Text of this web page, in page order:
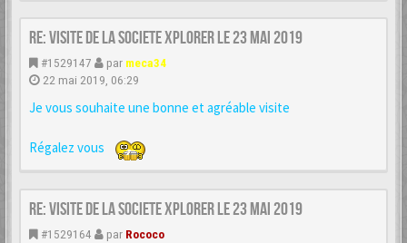
Re: VISITE DE LA SOCIETE XPLORER le 23 mai 2019
#1529147 par meca34
22 mai 2019, 06:29
Je vous souhaite une bonne et agréable visite
Régalez vous
Re: VISITE DE LA SOCIETE XPLORER le 23 mai 2019
#1529164 par Rococo